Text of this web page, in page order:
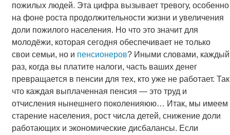
пожилых людей. Эта цифра вызывает тревогу, особенно
на фоне роста продолжительности жизни и увеличения
доли пожилого населения. Но что это значит для
молодёжи, которая сегодня обеспечивает не только
свои семьи, но и пенсионеров? Иными словами, каждый
раз, когда вы платите налоги, часть ваших денег
превращается в пенсии для тех, кто уже не работает. Так
что каждая выплаченная пенсия — это труд и
отчисления нынешнего поколенияюю… Итак, мы имеем
старение населения, рост числа детей, снижение доли
работающих и экономические дисбалансы. Если